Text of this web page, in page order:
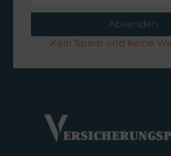
Absenden
Kein Spam und keine